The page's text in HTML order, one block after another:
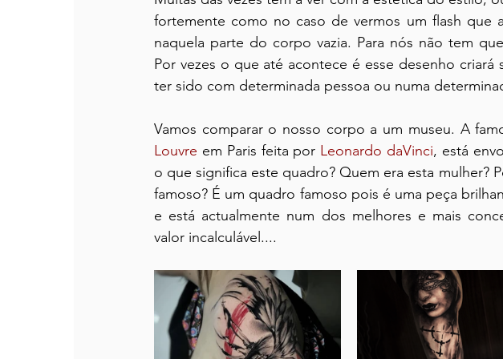
fortemente como no caso de vermos um flash que
naquela parte do corpo vazia. Para nós não tem
Por vezes o que até acontece é esse desenho
ter sido com determinada pessoa ou numa
Vamos comparar o nosso corpo a um museu. A
Louvre em Paris feita por Leonardo daVinci, está
o que significa este quadro? Quem era esta mulher?
famoso? É um quadro famoso pois é uma peça
e está actualmente num dos melhores e mais
valor incalculável....